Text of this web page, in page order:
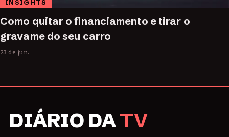
INSIGHTS
Como quitar o financiamento e tirar o
gravame do seu carro
23 de jun.
DIÁRIO DATV